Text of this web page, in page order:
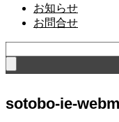
お知らせ
お問合せ
sotobo-ie-